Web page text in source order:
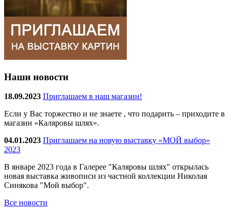
Наши новости
18.09.2023 Приглашаем в наш магазин!
Если у Вас торжество и не знаете , что подарить – приходите в
магазин «Каляровы шлях».
04.01.2023 Приглашаем на новую выставку «МОЙ выбор»
2023
В январе 2023 года в Галерее "Каляровы шлях" открылась
новая выставка живописи из частной коллекции Николая
Синякова "Мой выбор".
Все новости